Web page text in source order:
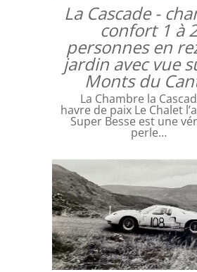
La Cascade -
confort 1 à
personnes en
jardin avec vue
Monts du
La Chambre la
havre de paix Le Chalet
Super Besse est une
perle…